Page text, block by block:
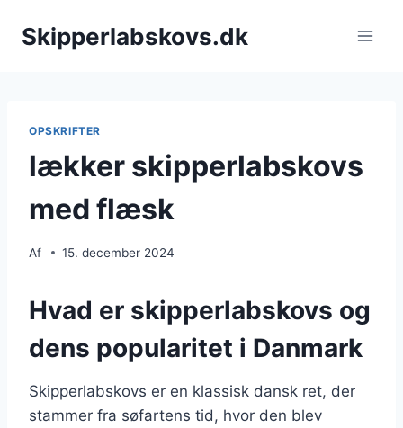
Skipperlabskovs.dk
OPSKRIFTER
lækker skipperlabskovs
med flæsk
Af 15. december 2024
Hvad er skipperlabskovs og
dens popularitet i Danmark
Skipperlabskovs er en klassisk dansk ret, der
stammer fra søfartens tid, hvor den blev